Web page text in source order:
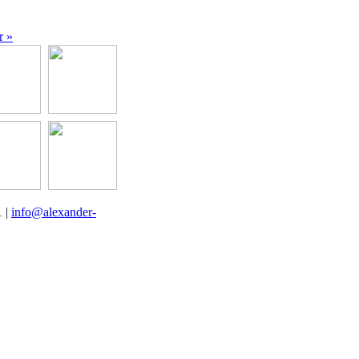
»
| info@alexander-